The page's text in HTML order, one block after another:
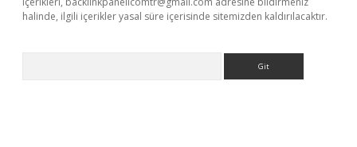
halinde, ilgili içerikler yasal süre içerisinde sitemizden kaldırılacaktır.